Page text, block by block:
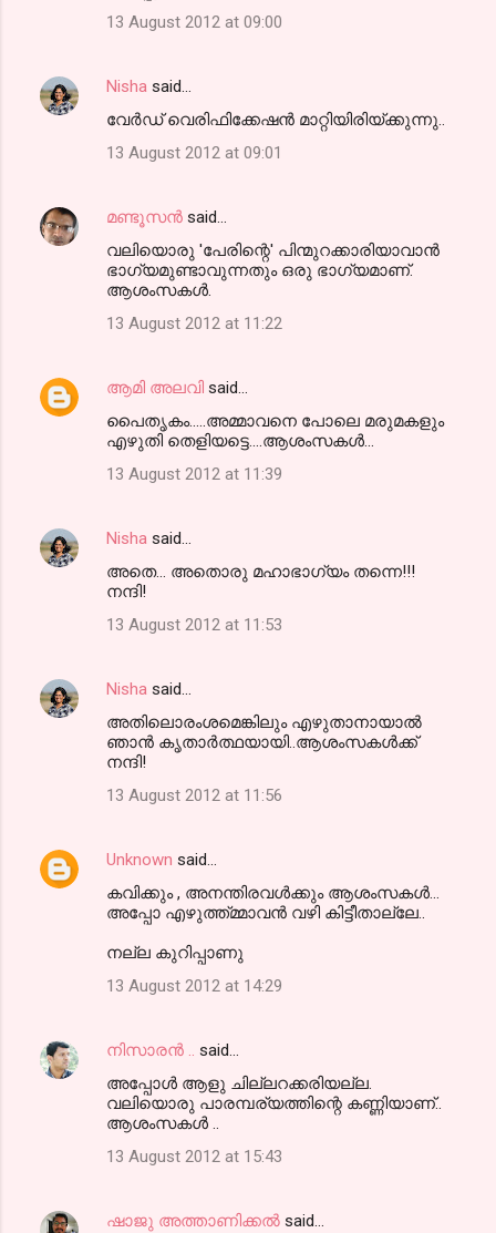
13 August 2012 at 09:00
Nisha said…
വേര്‍ഡ് വെരിഫിക്കേഷന്‍ മാറ്റിയിരിയ്ക്കുന്നു..
13 August 2012 at 09:01
മണ്ടൂസന്‍ said…
വലിയൊരു 'പേരിന്റെ' പിന്മുറക്കാരിയാവാൻ
ഭാഗ്യമുണ്ടാവുന്നതും ഒരു ഭാഗ്യമാണ്.
ആശംസകൾ.
13 August 2012 at 11:22
ആമി അലവി said…
പൈതൃകം.....അമ്മാവനെ പോലെ മരുമകളും
എഴുതി തെളിയട്ടെ....ആശംസകള്‍...
13 August 2012 at 11:39
Nisha said…
അതെ... അതൊരു മഹാഭാഗ്യം തന്നെ!!!
നന്ദി!
13 August 2012 at 11:53
Nisha said…
അതിലൊരംശമെങ്കിലും എഴുതാനായാല്‍
ഞാന്‍ കൃതാര്‍ത്ഥയായി..ആശംസകള്‍ക്ക്
നന്ദി!
13 August 2012 at 11:56
Unknown said…
കവിക്കും , അനന്തിരവൾക്കും ആശംസകൾ...
അപ്പോ എഴുത്ത്മ്മാവൻ വഴി കിട്ടീതാല്ലേ..
നല്ല കുറിപ്പാണു
13 August 2012 at 14:29
നിസാരന്‍ ..
said…
അപ്പോള്‍ ആളു ചില്ലറക്കരിയല്ല.
വലിയൊരു പാരമ്പര്യത്തിന്റെ കണ്ണിയാണ്..
ആശംസകള്‍ ..
13 August 2012 at 15:43
ഷാജു അത്താണിക്കല്‍ said…